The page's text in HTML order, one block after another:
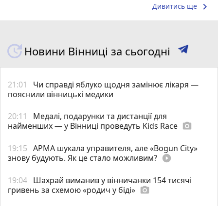
Дивитись ще keyboard_arrow_right
Новини Вінниці за сьогодні
21:01
Чи справді яблуко щодня замінює лікаря —
пояснили вінницькі медики
20:11
Медалі, подарунки та дистанції для
найменших — у Вінниці проведуть Kids Race photo_camera
19:15 АРМА шукала управителя, але «Bogun City»
знову будують. Як це стало можливим? play_circle_filled
19:04 Шахрай виманив у вінничанки 154 тисячі
гривень за схемою «родич у біді» photo_camera